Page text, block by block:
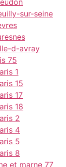
sur-seine
d-avray
75
1
15
17
18
2
4
5
8
et marne 77